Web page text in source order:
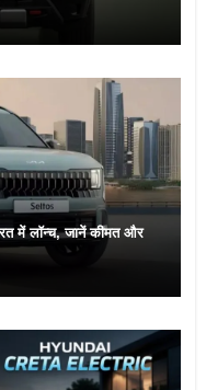
में लॉन्च, जानें कीमत और